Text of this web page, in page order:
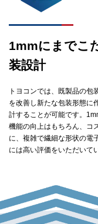
1mmにまでこ
装設計
トヨコンでは、既製品の包
を改善し新たな包装形態に
計することが可能です。
機能の向上はもちろん、コ
に、複雑で繊細な形状の電
には高い評価をいただいて